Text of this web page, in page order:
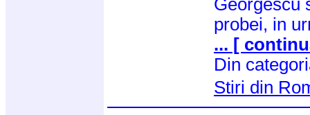
Georgescu
probei, in
... [
Din
Stiri din